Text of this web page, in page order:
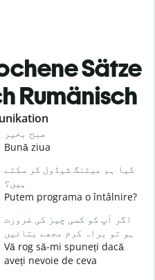
Sätze
Rumänisch
صبح بخیر
Bună ziua
کیا ہم میٹنگ شیڈول کر سکتے
ہیں؟
Putem programa o întâlnire?
اگر آپ کو کسی چیز کی ضرورت
ہو تو براہ کرم مجھے بتائیں
Vă rog să-mi spuneți dacă
aveți nevoie de ceva